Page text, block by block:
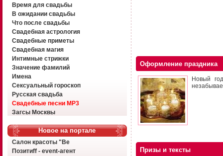
Время для свадьбы
В ожидании свадьбы
Что после свадьбы
Свадебная астрология
Свадебные приметы
Свадебная магия
Интимные стрижки
Значение фамилий
Имена
Сексуальный гороскоп
Русская свадьба
Свадебные песни MP3
Загсы Москвы
Новое на портале
Салон красоты "Ве
Позитиff - event-агент
Оформление праздника
Новый
Призы и тексты